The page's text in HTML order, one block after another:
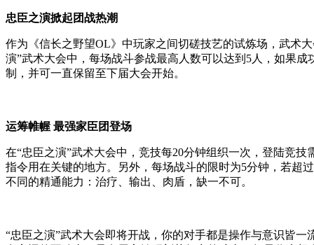
忠臣之演掀起团战热潮
作为《信长之野望OL》中玩家之间切磋技艺的试炼场，武术
演”武术大会中，每场战斗参战最高人数可以达到5人，如果
制，并可一直保留至下届大会开始。
运筹帷幄 最强家臣团登场
在“忠臣之演”武术大会中，竞技每20分钟组织一次，登陆竞
指令用在关键的地方。另外，每场战斗的限时为5分钟，若超
不同的精通能力：治疗、输出、肉盾，缺一不可。
“忠臣之演”武术大会即将开战，你的对手都是操作与意识皆